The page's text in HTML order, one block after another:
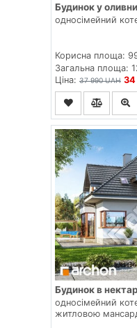
Будинок у
односімейний
Корисна площа:
Загальна площа:
Ціна: 37 990 UAH 34
Будинок в
односімейний
житловою